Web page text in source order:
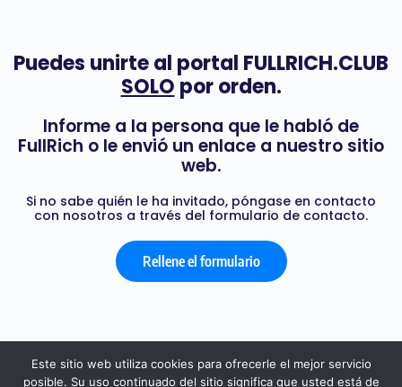
Puedes unirte al portal FULLRICH.CLUB
SOLO por orden.
Informe a la persona que le habló de
FullRich o le envió un enlace a nuestro sitio
web.
Si no sabe quién le ha invitado, póngase en contacto
con nosotros a través del formulario de contacto.
Rellene el formulario
Este sitio web utiliza cookies para ofrecerle el mejor servicio
posible. Su uso continuado del sitio significa que usted está de